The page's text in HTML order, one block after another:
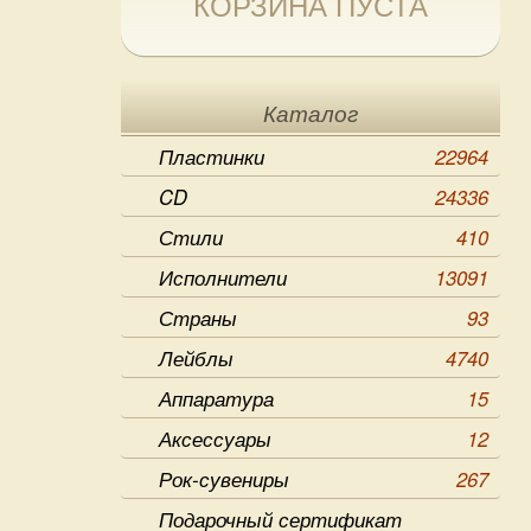
Каталог
Пластинки
22964
CD
24336
Стили
410
Исполнители
13091
Страны
93
Лейблы
4740
Аппаратура
15
Аксессуары
12
Рок-сувениры
267
Подарочный сертификат